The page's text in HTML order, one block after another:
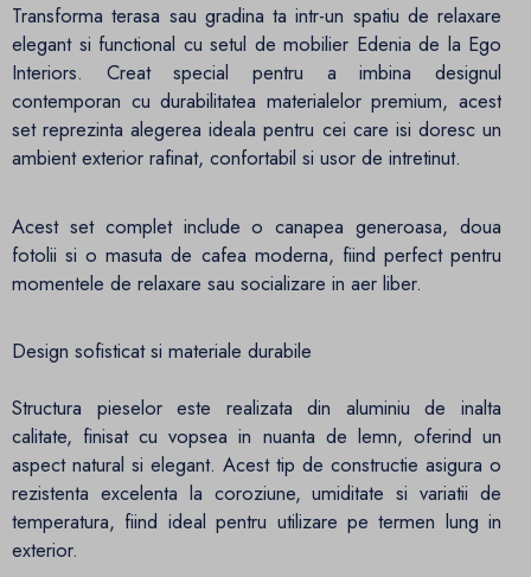
Transforma terasa sau gradina ta intr-un spatiu de relaxare
elegant si functional cu setul de mobilier Edenia de la Ego
Interiors. Creat special pentru a imbina designul
contemporan cu durabilitatea materialelor premium, acest
set reprezinta alegerea ideala pentru cei care isi doresc un
ambient exterior rafinat, confortabil si usor de intretinut.
Acest set complet include o canapea generoasa, doua
fotolii si o masuta de cafea moderna, fiind perfect pentru
momentele de relaxare sau socializare in aer liber.
Design sofisticat si materiale durabile
Structura pieselor este realizata din aluminiu de inalta
calitate, finisat cu vopsea in nuanta de lemn, oferind un
aspect natural si elegant. Acest tip de constructie asigura o
rezistenta excelenta la coroziune, umiditate si variatii de
temperatura, fiind ideal pentru utilizare pe termen lung in
exterior.